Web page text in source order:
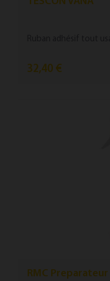
32,40 €
RMC